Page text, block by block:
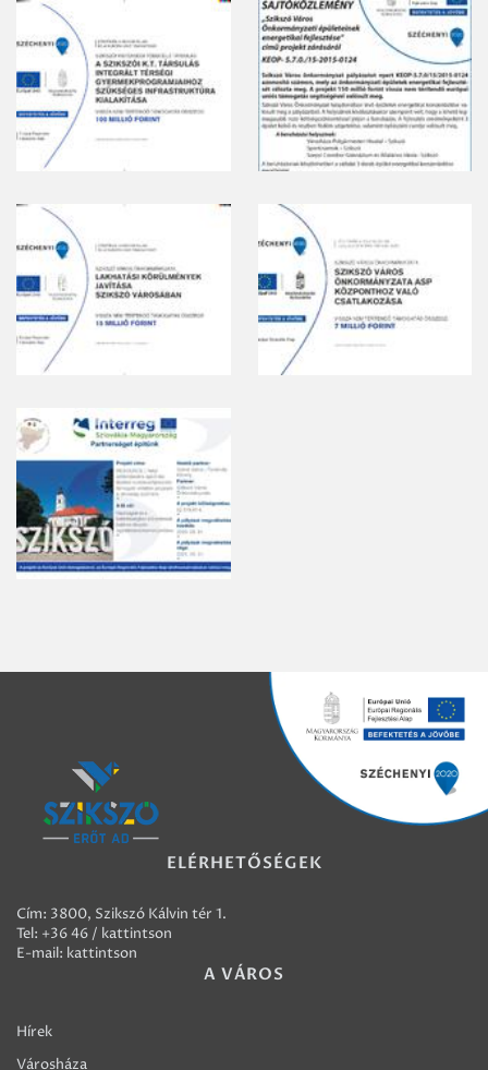
ELÉRHETŐSÉGEK
Cím: 3800, Szikszó Kálvin tér 1.
Tel: +36 46 / kattintson
E-mail: kattintson
A VÁROS
Hírek
Városháza